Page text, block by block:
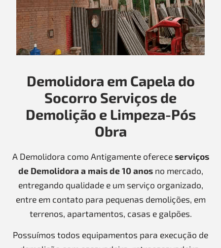
Demolidora em Capela do
Socorro Serviços de
Demolição e Limpeza-Pós
Obra
A Demolidora como Antigamente ofereceserviços
de Demolidora a mais de 10 anosno mercado,
entregando qualidade e um serviço organizado,
entre em contato para pequenas demolições, em
terrenos, apartamentos, casas e galpões.
Possuímos todos equipamentos para execução de